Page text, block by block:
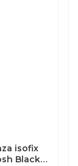
isofix
Black,